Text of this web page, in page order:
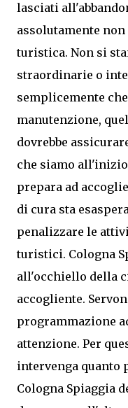
lasciati
assolutamente
turistica. Non si
straordinarie o
semplicemente
manutenzione,
dovrebbe
che siamo
prepara ad
di cura sta
penalizzare le
turistici. Cologna
all'occhiello della
accogliente.
programmazione
attenzione. Per
intervenga quanto
Cologna Spiaggia